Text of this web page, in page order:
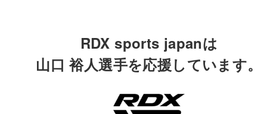
RDX sports japanは
山口 裕人選手を応援しています。